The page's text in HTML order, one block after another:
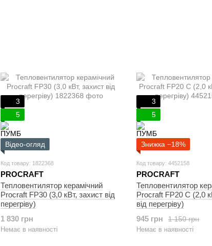
3
5
Відео-огляд
Код товару: 1822368
PROCRAFT
Тепловентилятор керамічний
Procraft FP30 (3,0 кВт, захист від
перегріву)
1 830 грн
Немає в наявності
3
5
Знижка −18%
Код товару: 4452158
PROCRAFT
Тепловентилятор
Procraft FP20 C (2,0
від перегріву)
1 150 грн
945 грн
Немає в наявності